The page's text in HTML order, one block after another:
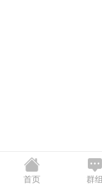
首页 群组